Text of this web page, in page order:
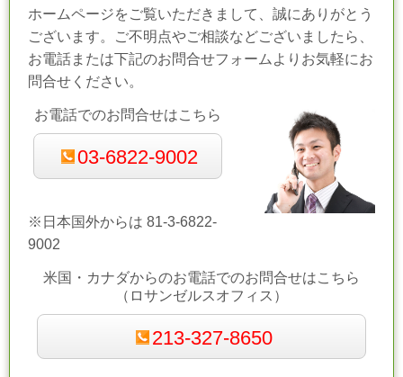
ホームページをご覧いただきまして、誠にありがとう
ございます。ご不明点やご相談などございましたら、
お電話または下記のお問合せフォームよりお気軽にお
問合せください。
お電話でのお問合せはこちら
03-6822-9002
※日本国外からは 81-3-6822-
9002
米国・カナダからのお電話でのお問合せはこちら
（ロサンゼルスオフィス）
213-327-8650